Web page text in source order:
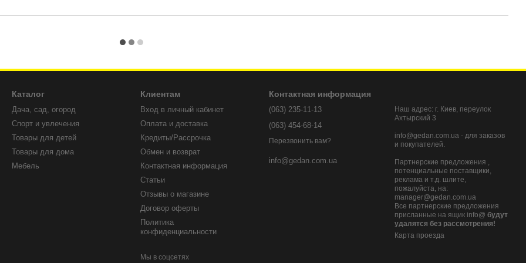
Каталог
Дача, сад, огород
Спорт и увлечения
Товары для детей
Товары для дома
Мебель
Клиентам
Вход в личный кабинет
Оплата и доставка
Кредиты/Рассрочка
Обмен и возврат
Контактная информация
Статьи
Отзывы о магазине
Договор оферты
Политика
конфиденциальности
Мы в соцсетях
Контактная информация
(063) 235-11-13
(063) 454-68-14
Перезвонить вам?
info@gedan.com.ua
Наш адрес: г. Киев, переулок
Ахтырский 3
info@gedan.com.ua - для заказов
и покупателей.
Партнерские предложения ,
потенциальные поставщики,
реклама и т.д. шлите,
пожалуйста, на:
manager@gedan.com.ua
Все партнерские предложения
присланные на ящик info@ будут
удалятся без рассмотрения!
Карта проезда